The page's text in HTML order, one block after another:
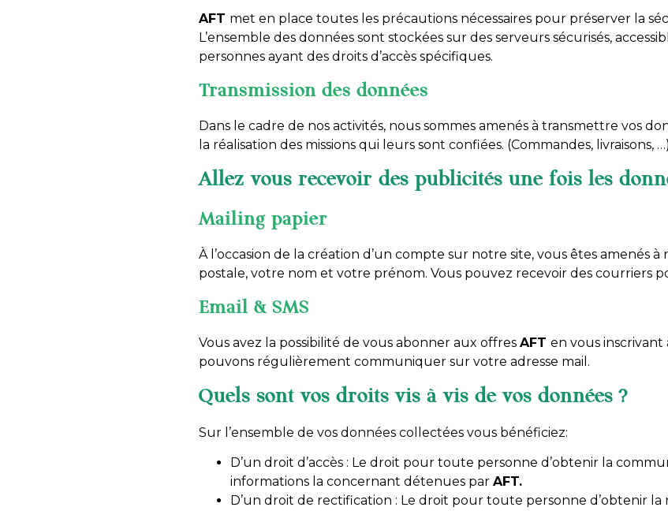
AFT met en place toutes les précautions nécessaires pour préserver la
L’ensemble des données sont stockées sur des serveurs sécurisés,
personnes ayant des droits d’accès spécifiques.
Transmission des données
Dans le cadre de nos activités, nous sommes amenés à transmettre vos
la réalisation des missions qui leurs sont confiées. (Commandes, livraisons, …)
Allez vous recevoir des publicités une fois les
Mailing papier
À l’occasion de la création d’un compte sur notre site, vous êtes amenés
postale, votre nom et votre prénom. Vous pouvez recevoir des courriers
Email & SMS
Vous avez la possibilité de vous abonner aux offres AFT en vous
pouvons régulièrement communiquer sur votre adresse mail.
Quels sont vos droits vis à vis de vos données ?
Sur l’ensemble de vos données collectées vous bénéficiez:
D’un droit d’accès : Le droit pour toute personne d’obtenir la
informations la concernant détenues par AFT.
D’un droit de rectification : Le droit pour toute personne d’obtenir